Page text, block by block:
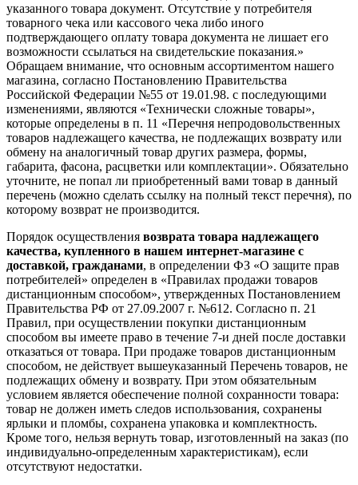
указанного товара документ. Отсутствие у потребителя
товарного чека или кассового чека либо иного
подтверждающего оплату товара документа не лишает его
возможности ссылаться на свидетельские показания.»
Обращаем внимание, что основным ассортиментом нашего
магазина, согласно Постановлению Правительства
Российской Федерации №55 от 19.01.98. с последующими
изменениями, являются «Технически сложные товары»,
которые определены в п. 11 «Перечня непродовольственных
товаров надлежащего качества, не подлежащих возврату или
обмену на аналогичный товар других размера, формы,
габарита, фасона, расцветки или комплектации». Обязательно
уточните, не попал ли приобретенный вами товар в данный
перечень (можно сделать ссылку на полный текст перечня), по
которому возврат не производится.
Порядок осуществления возврата товара надлежащего
качества, купленного в нашем интернет-магазине с
доставкой, гражданами, в определении ФЗ «О защите прав
потребителей» определен в «Правилах продажи товаров
дистанционным способом», утвержденных Постановлением
Правительства РФ от 27.09.2007 г. №612. Согласно п. 21
Правил, при осуществлении покупки дистанционным
способом вы имеете право в течение 7-и дней после доставки
отказаться от товара. При продаже товаров дистанционным
способом, не действует вышеуказанный Перечень товаров, не
подлежащих обмену и возврату. При этом обязательным
условием является обеспечение полной сохранности товара:
товар не должен иметь следов использования, сохранены
ярлыки и пломбы, сохранена упаковка и комплектность.
Кроме того, нельзя вернуть товар, изготовленный на заказ (по
индивидуально-определенным характеристикам), если
отсутствуют недостатки.